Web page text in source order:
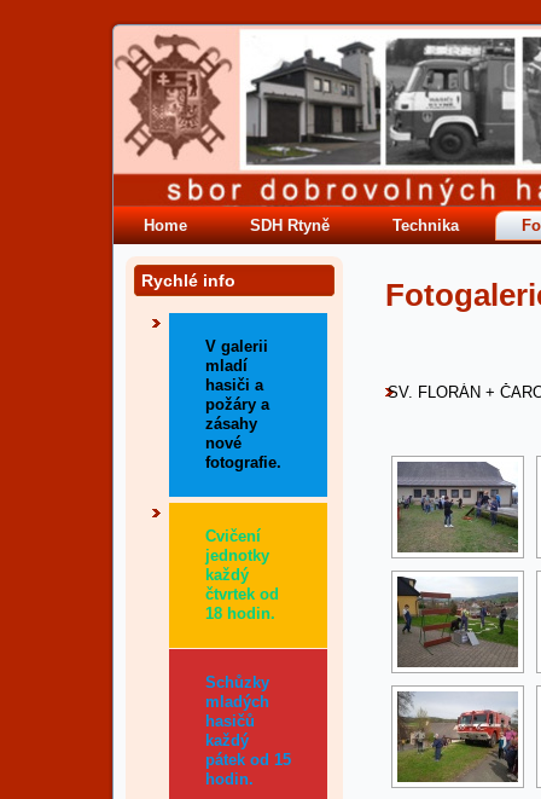
Home SDH Rtyně Technika
Rychlé info
V galerii
mladí
hasiči a
požáry a
zásahy
nové
fotografie.
Cvičení
jednotky
každý
čtvrtek od
18 hodin.
Schůzky
mladých
hasičů
každý
pátek od 15
hodin.
SV. FLORÁN +